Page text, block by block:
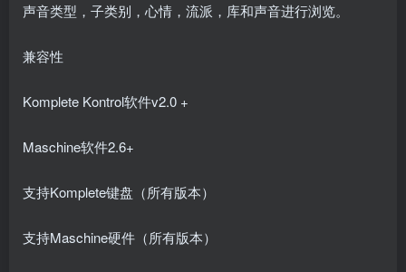
声音类型，子类别，心情，流派，库和声音进行浏览。
兼容性
Komplete Kontrol软件v2.0 +
Maschine软件2.6+
支持Komplete键盘（所有版本）
支持Maschine硬件（所有版本）